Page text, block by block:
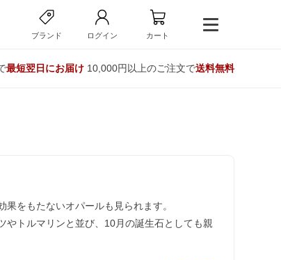
ブランド ログイン カート
最短翌日にお届け10,000円以上のご注文で送料無料
をもたないオパールも見られます。
やトルマリンと並び、10月の誕生石としても親